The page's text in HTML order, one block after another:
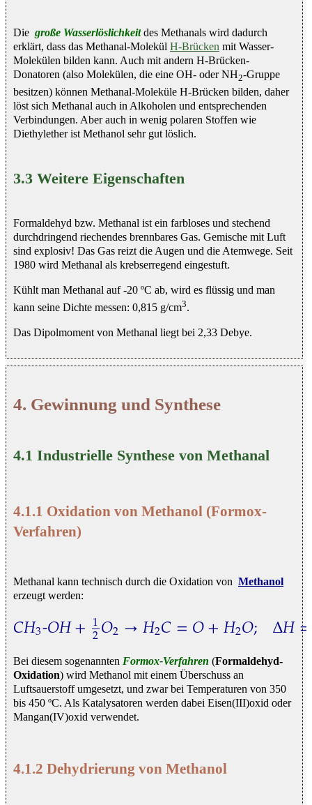
Die große Wasserlöslichkeitdes Methanals wird dadurch
erklärt, dass das Methanal-Molekül H-Brücken mit Wasser-
Molekülen bilden kann. Auch mit andern H-Brücken-
Donatoren (also Molekülen, die eine OH- oder NH2-Gruppe
besitzen) können Methanal-Moleküle H-Brücken bilden, daher
löst sich Methanal auch in Alkoholen und entsprechenden
Verbindungen. Aber auch in wenig polaren Stoffen wie
Diethylether ist Methanol sehr gut löslich.
3.3 Weitere Eigenschaften
Formaldehyd bzw. Methanal ist ein farbloses und stechend
durchdringend riechendes brennbares Gas. Gemische mit Luft
sind explosiv! Das Gas reizt die Augen und die Atemwege. Seit
1980 wird Methanal als krebserregend eingestuft.
Kühlt man Methanal auf -20 ºC ab, wird es flüssig und man
kann seine Dichte messen: 0,815 g/cm3.
Das Dipolmoment von Methanal liegt bei 2,33 Debye.
4. Gewinnung und Synthese
4.1 Industrielle Synthese von Methanal
4.1.1 Oxidation von Methanol (Formox-
Verfahren)
Methanal kann technisch durch die Oxidation von Methanol
erzeugt werden:
𝐶𝐻3-𝑂𝐻+1
2𝑂2→𝐻2𝐶=𝑂+𝐻2𝑂; Δ𝐻=
CH3-OH+ 12 O2→ H2 C=O+H 2O ; ΔH=− 159kJ m
Bei diesem sogenannten Formox-Verfahren (Formaldehyd-
Oxidation) wird Methanol mit einem Überschuss an
Luftsauerstoff umgesetzt, und zwar bei Temperaturen von 350
bis 450 ºC. Als Katalysatoren werden dabei Eisen(III)oxid oder
Mangan(IV)oxid verwendet.
4.1.2 Dehydrierung von Methanol